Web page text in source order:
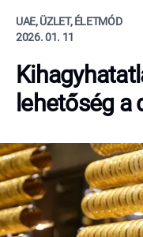
UAE, ÜZLET, ÉLETMÓD
2026. 01. 11
lehetőség a